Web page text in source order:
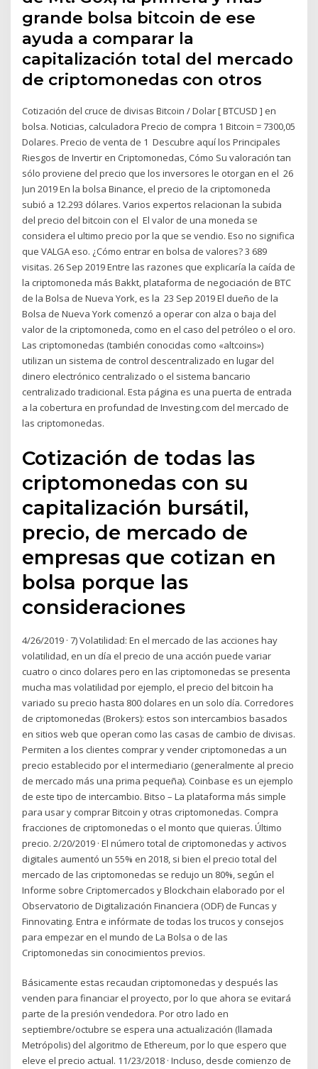
grande bolsa bitcoin de ese
ayuda a comparar la
capitalización total del mercado
de criptomonedas con otros
Cotización del cruce de divisas Bitcoin / Dolar [ BTCUSD ] en
bolsa. Noticias, calculadora Precio de compra 1 Bitcoin = 7300,05
Dolares. Precio de venta de 1 Descubre aquí los Principales
Riesgos de Invertir en Criptomonedas, Cómo Su valoración tan
sólo proviene del precio que los inversores le otorgan en el 26
Jun 2019 En la bolsa Binance, el precio de la criptomoneda
subió a 12.293 dólares. Varios expertos relacionan la subida
del precio del bitcoin con el El valor de una moneda se
considera el ultimo precio por la que se vendio. Eso no significa
que VALGA eso. ¿Cómo entrar en bolsa de valores? 3 689
visitas. 26 Sep 2019 Entre las razones que explicaría la caída de
la criptomoneda más Bakkt, plataforma de negociación de BTC
de la Bolsa de Nueva York, es la 23 Sep 2019 El dueño de la
Bolsa de Nueva York comenzó a operar con alza o baja del
valor de la criptomoneda, como en el caso del petróleo o el oro.
Las criptomonedas (también conocidas como «altcoins»)
utilizan un sistema de control descentralizado en lugar del
dinero electrónico centralizado o el sistema bancario
centralizado tradicional. Esta página es una puerta de entrada
a la cobertura en profundad de Investing.com del mercado de
las criptomonedas.
Cotización de todas las
criptomonedas con su
capitalización bursátil,
precio, de mercado de
empresas que cotizan en
bolsa porque las
consideraciones
4/26/2019 · 7) Volatilidad: En el mercado de las acciones hay
volatilidad, en un día el precio de una acción puede variar
cuatro o cinco dolares pero en las criptomonedas se presenta
mucha mas volatilidad por ejemplo, el precio del bitcoin ha
variado su precio hasta 800 dolares en un solo día. Corredores
de criptomonedas (Brokers): estos son intercambios basados
en sitios web que operan como las casas de cambio de divisas.
Permiten a los clientes comprar y vender criptomonedas a un
precio establecido por el intermediario (generalmente al precio
de mercado más una prima pequeña). Coinbase es un ejemplo
de este tipo de intercambio. Bitso – La plataforma más simple
para usar y comprar Bitcoin y otras criptomonedas. Compra
fracciones de criptomonedas o el monto que quieras. Último
precio. 2/20/2019 · El número total de criptomonedas y activos
digitales aumentó un 55% en 2018, si bien el precio total del
mercado de las criptomonedas se redujo un 80%, según el
Informe sobre Criptomercados y Blockchain elaborado por el
Observatorio de Digitalización Financiera (ODF) de Funcas y
Finnovating. Entra e infórmate de todas los trucos y consejos
para empezar en el mundo de La Bolsa o de las
Criptomonedas sin conocimientos previos.
Básicamente estas recaudan criptomonedas y después las
venden para financiar el proyecto, por lo que ahora se evitará
parte de la presión vendedora. Por otro lado en
septiembre/octubre se espera una actualización (llamada
Metrópolis) del algoritmo de Ethereum, por lo que espero que
eleve el precio actual. 11/23/2018 · Incluso, desde comienzo de